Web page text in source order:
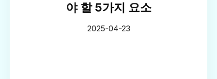
야 할 5가지 요소
2025-04-23